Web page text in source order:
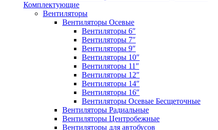
Комплектующие
Вентиляторы
Вентиляторы Осевые
Вентиляторы 6″
Вентиляторы 7″
Вентиляторы 9″
Вентиляторы 10″
Вентиляторы 11″
Вентиляторы 12″
Вентиляторы 14″
Вентиляторы 16″
Вентиляторы Осевые Бесщеточные
Вентиляторы Радиальные
Вентиляторы Центробежные
Вентиляторы для автобусов